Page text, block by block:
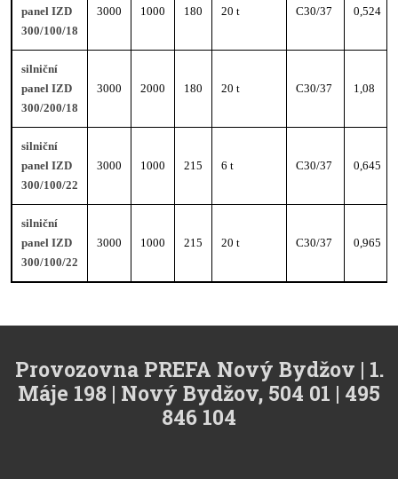
panel IZD
300/100/18
3000 1000 180 20 t C30/37 0,524
silniční
panel IZD
300/200/18
3000 2000 180 20 t C30/37 1,08
silniční
panel IZD
300/100/22
3000 1000 215 6 t C30/37 0,645
silniční
panel IZD
300/100/22
3000 1000 215 20 t C30/37 0,965
Provozovna PREFA Nový Bydžov | 1.
Máje 198 | Nový Bydžov, 504 01 | 495
846 104